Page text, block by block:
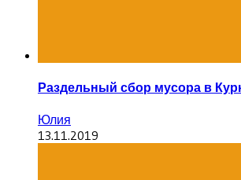
Раздельный сбор мусора в
Юлия
13.11.2019